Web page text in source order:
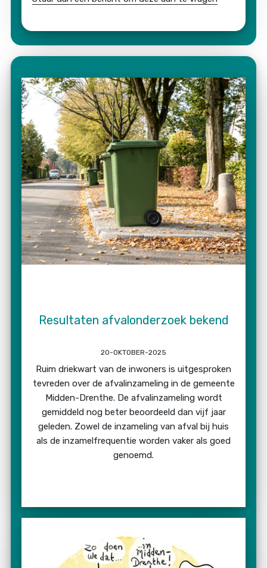
Resultaten afvalonderzoek bekend
20-OKTOBER-2025
Ruim driekwart van de inwoners is uitgesproken
tevreden over de afvalinzameling in de gemeente
Midden-Drenthe. De afvalinzameling wordt
gemiddeld nog beter beoordeeld dan vijf jaar
geleden. Zowel de inzameling van afval bij huis
als de inzamelfrequentie worden vaker als goed
genoemd.